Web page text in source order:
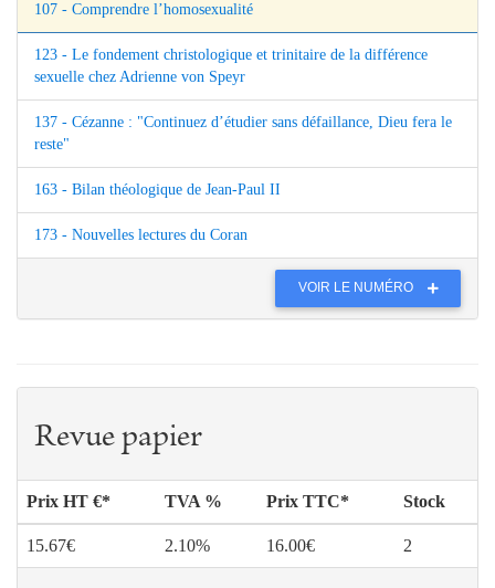
107 - Comprendre l’homosexualité
123 - Le fondement christologique et trinitaire de la différence
sexuelle chez Adrienne von Speyr
137 - Cézanne : "Continuez d’étudier sans défaillance, Dieu fera le
reste"
163 - Bilan théologique de Jean-Paul II
173 - Nouvelles lectures du Coran
VOIR LE NUMÉRO
Revue papier
Prix HT €* TVA % Prix TTC* Stock
15.67€ 2.10% 16.00€ 2